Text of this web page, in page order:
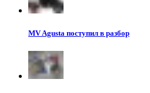
MV Agusta поступил в разбор